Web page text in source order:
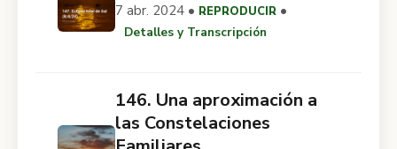
7 abr. 2024 • REPRODUCIR •
Detalles y Transcripción
146. Una aproximación a
las Constelaciones